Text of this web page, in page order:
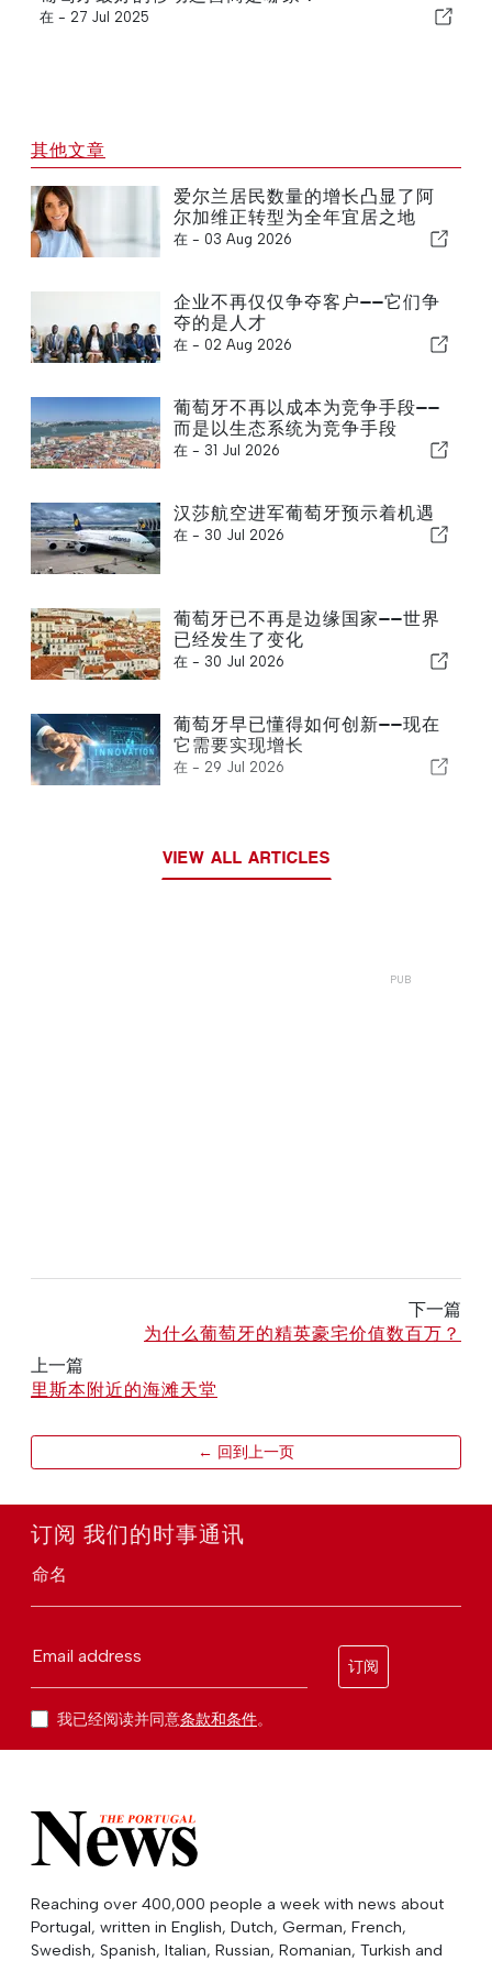
在 - 27 Jul 2025
其他文章
爱尔兰居民数量的增长凸显了阿
尔加维正转型为全年宜居之地
在 - 03 Aug 2026
企业不再仅仅争夺客户——它们争
夺的是人才
在 - 02 Aug 2026
葡萄牙不再以成本为竞争手段——
而是以生态系统为竞争手段
在 - 31 Jul 2026
汉莎航空进军葡萄牙预示着机遇
在 - 30 Jul 2026
葡萄牙已不再是边缘国家——世界
已经发生了变化
在 - 30 Jul 2026
葡萄牙早已懂得如何创新——现在
它需要实现增长
在 - 29 Jul 2026
VIEW ALL ARTICLES
下一篇
为什么葡萄牙的精英豪宅价值数百万？
上一篇
里斯本附近的海滩天堂
← 回到上一页
订阅 我们的时事通讯
命名
Email address
订阅
我已经阅读并同意条款和条件。
Reaching over 400,000 people a week with news about
Portugal, written in English, Dutch, German, French,
Swedish, Spanish, Italian, Russian, Romanian, Turkish and